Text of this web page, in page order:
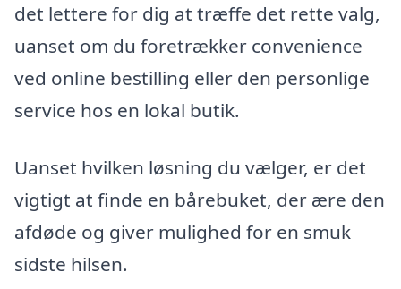
det lettere for dig at træffe det rette valg,
uanset om du foretrækker convenience
ved online bestilling eller den personlige
service hos en lokal butik.
Uanset hvilken løsning du vælger, er det
vigtigt at finde en bårebuket, der ære den
afdøde og giver mulighed for en smuk
sidste hilsen.